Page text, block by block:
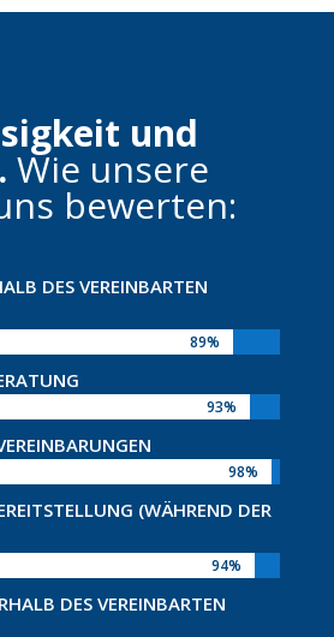
und
Wie unsere
bewerten:
DES VEREINBARTEN
89%
89%
93%
93%
98%
98%
(WÄHREND DER
94%
94%
DES VEREINBARTEN